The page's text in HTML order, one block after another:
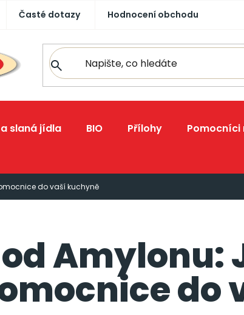
Časté dotazy Hodnocení obchodu
slaná jídla BIO Přílohy Pomocníci
do vaší kuchyně
Amylonu:
do